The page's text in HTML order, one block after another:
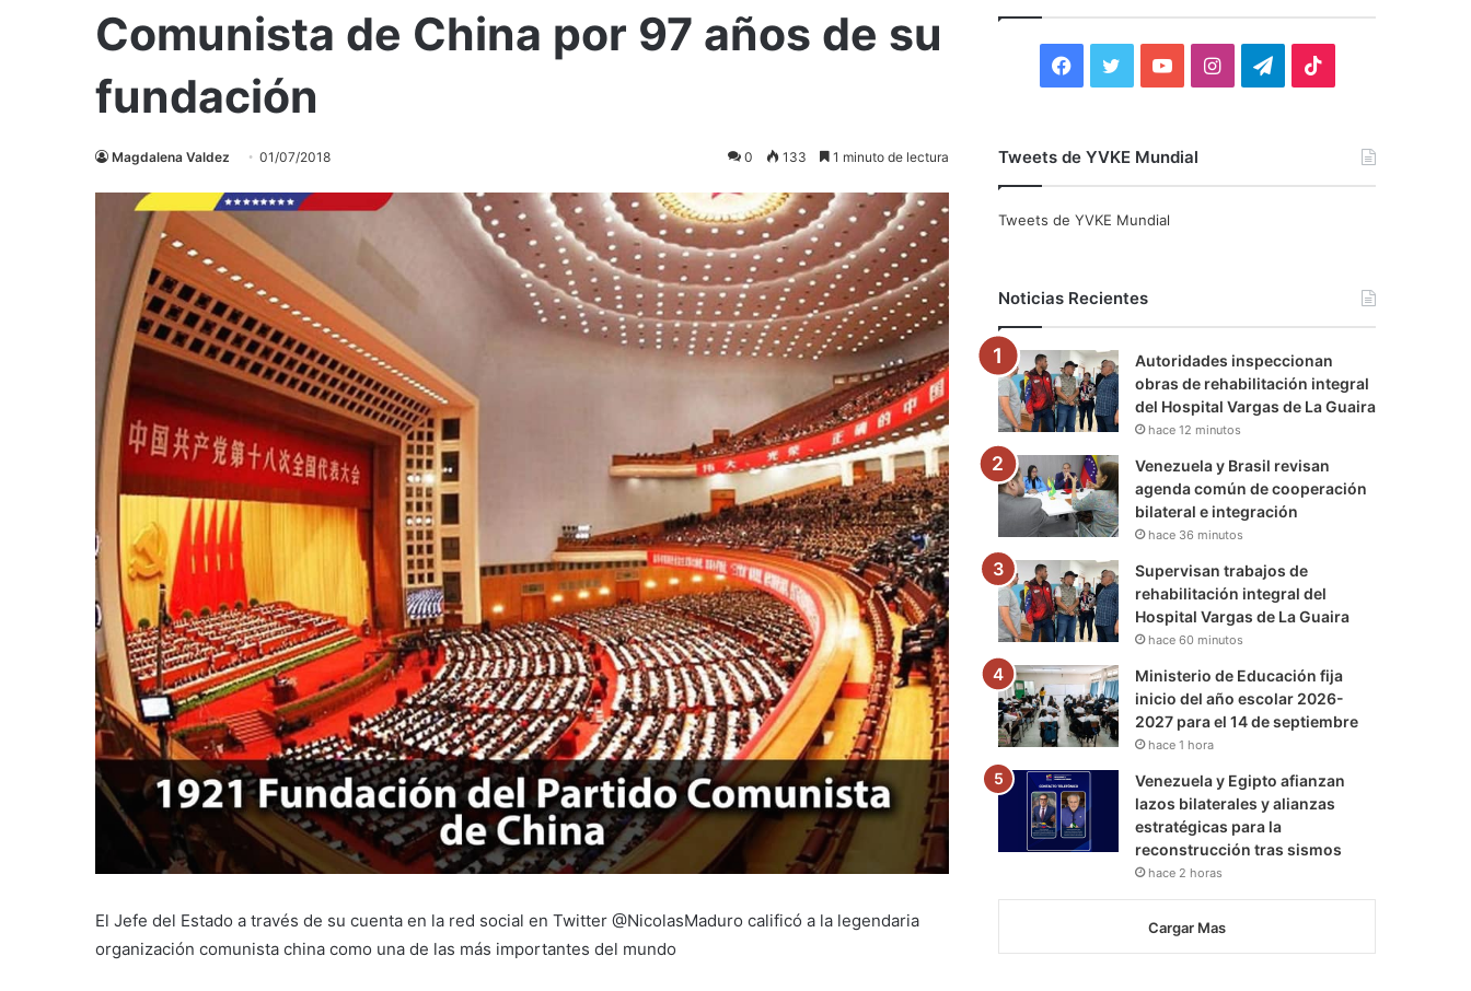
Comunista de China por 97 años de su
fundación
Magdalena Valdez 01/07/2018 0 133 1 minuto de lectura
El Jefe del Estado a través de su cuenta en la red social en Twitter @NicolasMaduro calificó a la legendaria
organización comunista china como una de las más importantes del mundo
F
c
o
k
i
r
Y
u
e
I
r
a
m
T
a
m
Tweets de YVKE Mundial
Tweets de YVKE Mundial
Noticias Recientes
Autoridades inspeccionan
obras de rehabilitación integral
del Hospital Vargas de La Guaira
hace 12 minutos
Venezuela y Brasil revisan
agenda común de cooperación
bilateral e integración
hace 36 minutos
Supervisan trabajos de
rehabilitación integral del
Hospital Vargas de La Guaira
hace 60 minutos
Ministerio de Educación fija
inicio del año escolar 2026-
2027 para el 14 de septiembre
hace 1 hora
Venezuela y Egipto afianzan
lazos bilaterales y alianzas
estratégicas para la
reconstrucción tras sismos
hace 2 horas
Cargar Mas